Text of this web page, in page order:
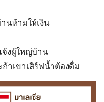
นห้ามให้เงิน
จ้งผู้ใหญ่บ้าน
าเขาเสิร์ฟน้ำต้องดื่ม